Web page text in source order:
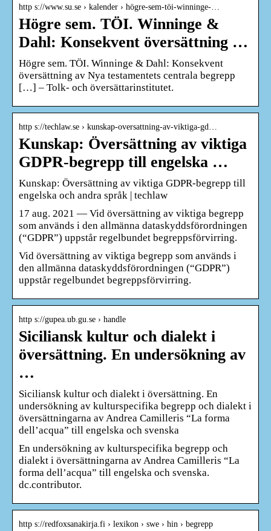
http s://www.su.se › kalender › högre-sem-töi-winninge-…
Högre sem. TÖI. Winninge &
Dahl: Konsekvent översättning …
Högre sem. TÖI. Winninge & Dahl: Konsekvent
översättning av Nya testamentets centrala begrepp
[…] – Tolk- och översättarinstitutet.
http s://techlaw.se › kunskap-oversattning-av-viktiga-gd…
Kunskap: Översättning av viktiga
GDPR-begrepp till engelska …
Kunskap: Översättning av viktiga GDPR-begrepp till
engelska och andra språk | techlaw
17 aug. 2021 — Vid översättning av viktiga begrepp
som används i den allmänna dataskyddsförordningen
(“GDPR”) uppstår regelbundet begreppsförvirring.
Vid översättning av viktiga begrepp som används i
den allmänna dataskyddsförordningen (“GDPR”)
uppstår regelbundet begreppsförvirring.
http s://gupea.ub.gu.se › handle
Siciliansk kultur och dialekt i
översättning. En undersökning av
…
Siciliansk kultur och dialekt i översättning. En
undersökning av kulturspecifika begrepp och dialekt i
översättningarna av Andrea Camilleris “La forma
dell’acqua” till engelska och svenska
En undersökning av kulturspecifika begrepp och
dialekt i översättningarna av Andrea Camilleris “La
forma dell’acqua” till engelska och svenska.
dc.contributor.
http s://redfoxsanakirja.fi › lexikon › swe › hin › begrepp